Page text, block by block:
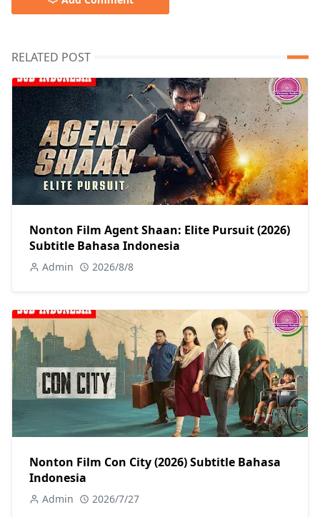
RELATED POST
Nonton Film Agent Shaan: Elite Pursuit (2026)
Subtitle Bahasa Indonesia
Admin 2026/8/8
Nonton Film Con City (2026) Subtitle Bahasa
Indonesia
Admin 2026/7/27